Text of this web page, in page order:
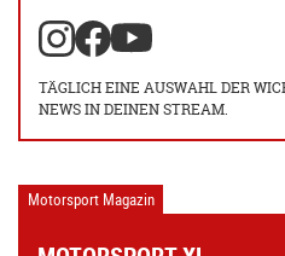
TÄGLICH EINE AUSWAHL DER
NEWS IN DEINEN STREAM.
Motorsport Magazin